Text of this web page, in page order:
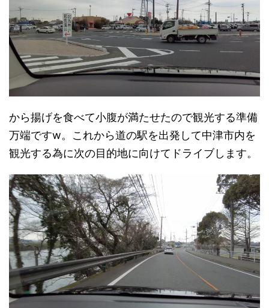
から揚げを食べて小腹が満たせたので観光する準備
万端ですw。これから道の駅を出発して中津市内を
観光する為に次の目的地に向けてドライブします。